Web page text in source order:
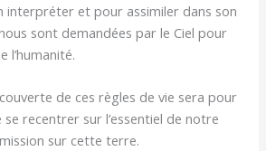
interpréter et pour assimiler dans son
sont demandées par le Ciel pour
l’humanité.
de ces règles de vie sera pour
se recentrer sur l’essentiel de notre
sur cette terre.